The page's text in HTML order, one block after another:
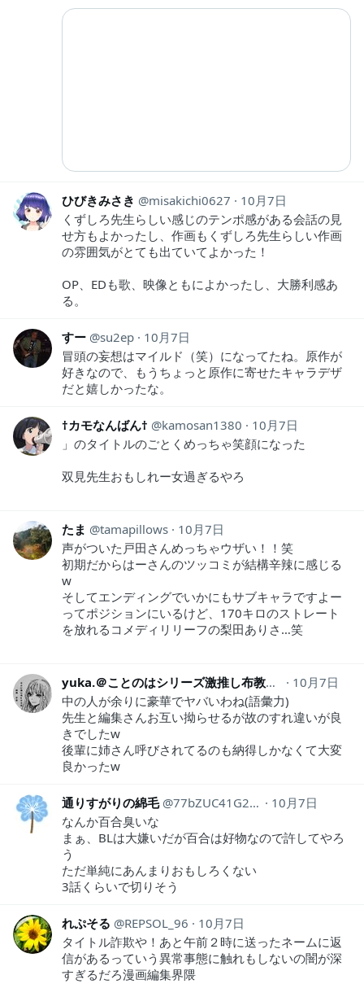
ひびきみさき misakichi0627
10月7日
くずしろ先生らしい感じのテンポ感がある会話の見
せ方もよかったし、作画もくずしろ先生らしい作画
の雰囲気がとても出ていてよかった！
OP、EDも歌、映像ともによかったし、大勝利感あ
る。
すー su2ep
10月7日
冒頭の妄想はマイルド（笑）になってたね。原作が
好きなので、もうちょっと原作に寄せたキャラデザ
だと嬉しかったな。
†カモなんばん† kamosan1380
10月7日
」のタイトルのごとくめっちゃ笑顔になった
双見先生おもしれー女過ぎるやろ
たま tamapillows
10月7日
声がついた戸田さんめっちゃウザい！！笑
初期だからはーさんのツッコミが結構辛辣に感じる
w
そしてエンディングでいかにもサブキャラですよー
ってポジションにいるけど、170キロのストレート
を放れるコメディリリーフの梨田ありさ…笑
yuka.＠ことのはシリーズ激推し布教中！
10月7日
中の人が余りに豪華でヤバいわね(語彙力)
先生と編集さんお互い拗らせるが故のすれ違いが良
きでしたw
後輩に姉さん呼びされてるのも納得しかなくて大変
良かったw
通りすがりの綿毛 77bZUC41G2f1vKT
10月7日
なんか百合臭いな
まぁ、BLは大嫌いだが百合は好物なので許してやろ
う
ただ単純にあんまりおもしろくない
3話くらいで切りそう
れぷそる REPSOL_96
10月7日
タイトル詐欺や！あと午前２時に送ったネームに返
信があるっていう異常事態に触れもしないの闇が深
すぎるだろ漫画編集界隈